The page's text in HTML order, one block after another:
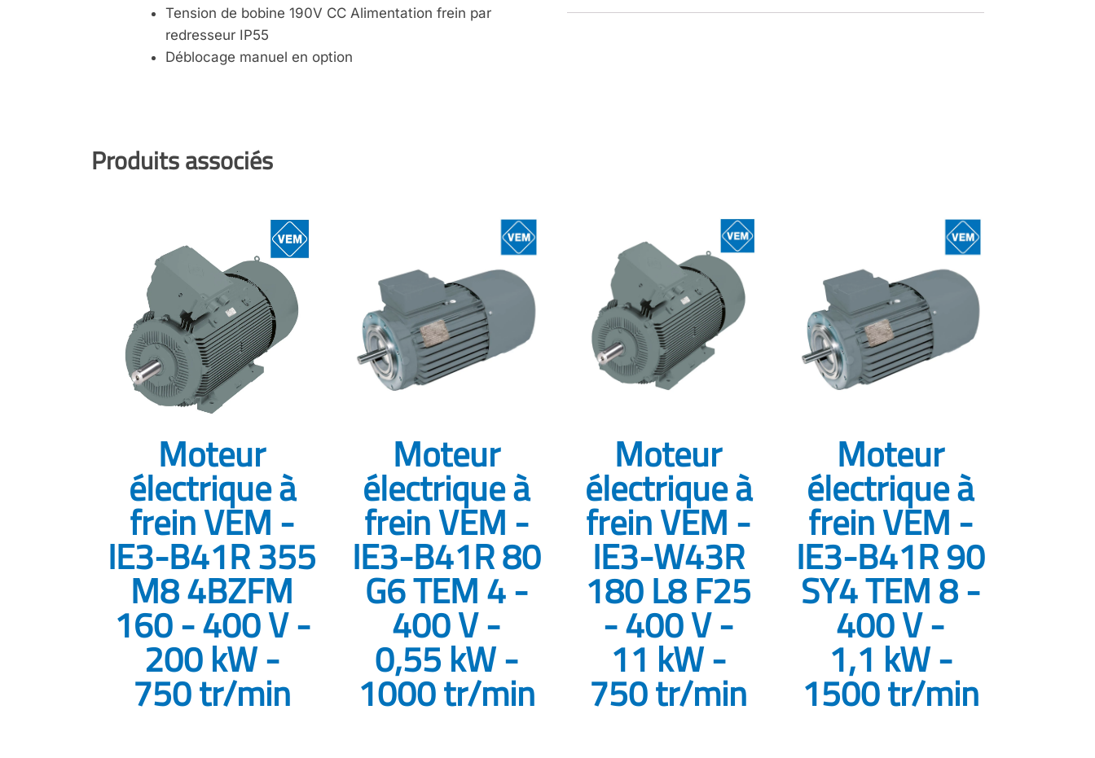
Tension de bobine 190V CC Alimentation frein par
redresseur IP55
Déblocage manuel en option
Produits associés
Moteur
électrique à
frein VEM -
IE3-B41R 355
M8 4BZFM
160 - 400 V -
200 kW -
750 tr/min
Moteur
électrique à
frein VEM -
IE3-B41R 80
G6 TEM 4 -
400 V -
0,55 kW -
1000 tr/min
Moteur
électrique à
frein VEM -
IE3-W43R
180 L8 F25
- 400 V -
11 kW -
750 tr/min
Moteur
électrique à
frein VEM -
IE3-B41R 90
SY4 TEM 8 -
400 V -
1,1 kW -
1500 tr/min